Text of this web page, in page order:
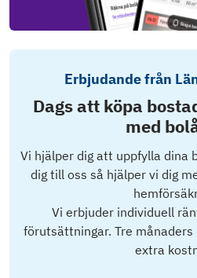
Erbjudande från
Dags att köpa
med
Vi hjälper dig att uppfylla dina
dig till oss så hjälper vi dig
Vi erbjuder individuell
förutsättningar. Tre
extra